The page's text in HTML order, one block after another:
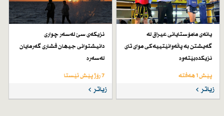
یانەی مامۆستایانی عیراق لە
گەیشتن بە پاڵەوانێتییەكی موای تای
نزیكدەبێتەوە
پێش 1 هەفتە
زیاتر
نزیكەی سێ لەسەر چواری
دانیشتوانی جیهان فشاری گەرمایان
لەسەرە
7 رۆژ پێش ئێستا
زیاتر